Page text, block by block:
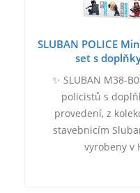
SLUBAN POLICE
set s
✨ SLUBAN M38-
policistů s
provedení, z
stavebnicím
vyrobeny v